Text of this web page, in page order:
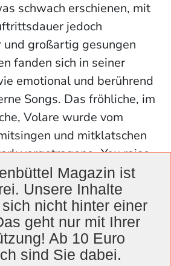
schwach erschienen, mit
jedoch
großartig gesungen
fanden sich in seiner
emotional und berührend
Songs. Das fröhliche, im
Volare wurde vom
und mitklatschen
vorgetragene „You raise
Beifall bedacht. Ein
Abend.
Magazin arbeitet
Magazin ist
Unsere Inhalte
nicht hinter einer
geht nur mit Ihrer
Ab 10 Euro
sind Sie dabei.